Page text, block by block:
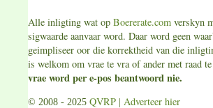
Alle inligting wat op Boererate.com verskyn
sigwaarde aanvaar word. Daar word geen
geimpliseer oor die korrektheid van die
is welkom om vrae te vra of ander met raad
vrae word per e-pos beantwoord nie.
© 2008 - 2025 QVRP | Adverteer hier